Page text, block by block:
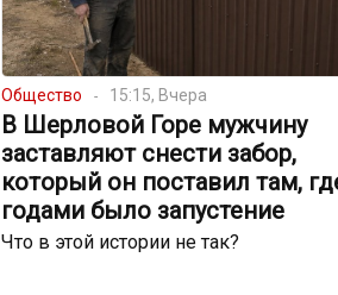
Общество 15:15, Вчера
В Шерловой Горе мужчину
заставляют снести забор,
который он поставил там,
годами было запустение
Что в этой истории не так?